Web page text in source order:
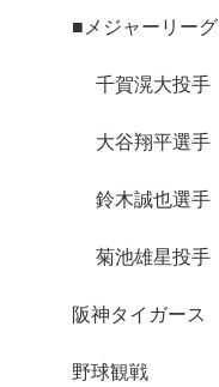
■メジャーリーグ
千賀滉大投手
大谷翔平選手
鈴木誠也選手
菊池雄星投手
阪神タイガース
野球観戦